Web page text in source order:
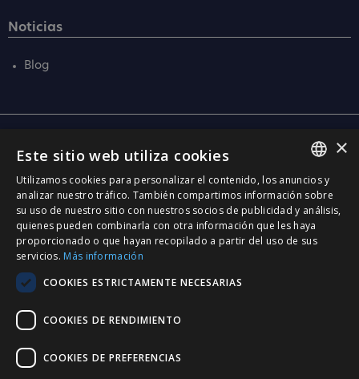
Noticias
Blog
Central
08290 Cerdanyola Vallès
Barcelona (Spain)
Barcelona (I+D)
C/ Josep Estivill, 11-13
(Spain)
Madrid
C/ Méndez Álvaro 20, oficina 440
28045 Madrid
(Spain)
SPANISH
CATALÀ
ENGLISH
×
Este sitio web utiliza cookies
Utilizamos cookies para personalizar el contenido, los anuncios y
analizar nuestro tráfico. También compartimos información sobre
su uso de nuestro sitio con nuestros socios de publicidad y análisis,
quienes pueden combinarla con otra información que les haya
proporcionado o que hayan recopilado a partir del uso de sus
servicios. Más información
COOKIES ESTRICTAMENTE NECESARIAS
COOKIES DE RENDIMIENTO
COOKIES DE PREFERENCIAS